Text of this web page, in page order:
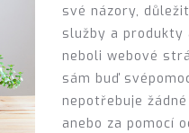
své názory,
služby a produkty
neboli webové
sám buď
nepotřebuje
anebo za pomocí